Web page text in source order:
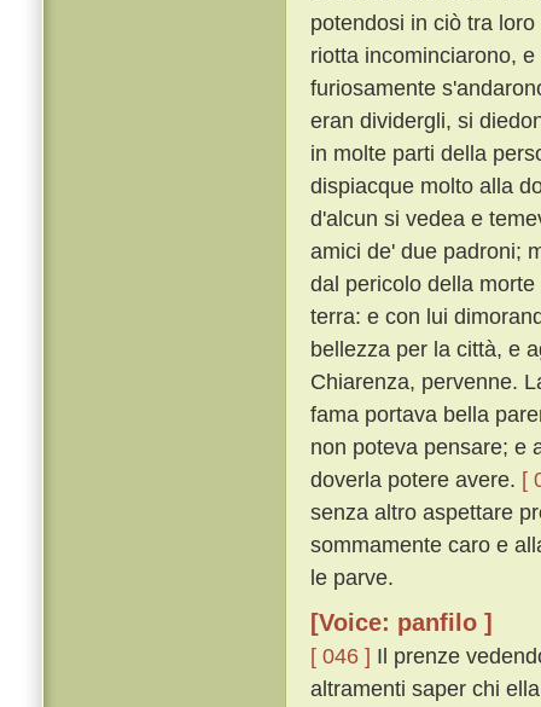
potendosi in ciò tra
riotta incominciarono,
furiosamente
eran dividergli, si
in molte parti della
dispiacque molto alla
d'alcun si vedea e
amici de' due padroni;
dal pericolo della
terra: e con lui
bellezza per la città, e
Chiarenza, pervenne.
fama portava bella
non poteva pensare; e
doverla potere avere. [
senza altro aspettare
sommamente caro e
le parve.
[Voice: panfilo ]
[ 046 ] Il prenze
altramenti saper chi